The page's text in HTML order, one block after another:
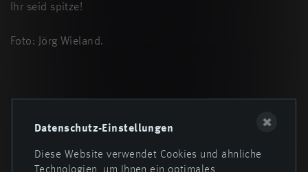
Ihr seid spitze!
Foto: Jörg Wieland.
Datenschutz-Einstellungen
Diese Website verwendet Cookies und ähnliche
Technologien, um Ihnen ein optimales
✖